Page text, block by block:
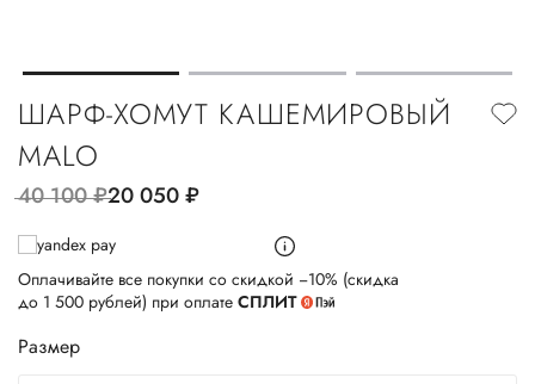
ШАРФ-ХОМУТ КАШЕМИРОВЫЙ
MALO
40 100руб.20 050руб.
Оплачивайте все покупки со скидкой −10% (скидка
до 1 500 рублей) при оплате СПЛИТ
Размер